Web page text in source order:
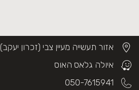
אזור תעשייה מעיין צבי (זכרון יעקב)
איולה גלאס האוס
050-7615941